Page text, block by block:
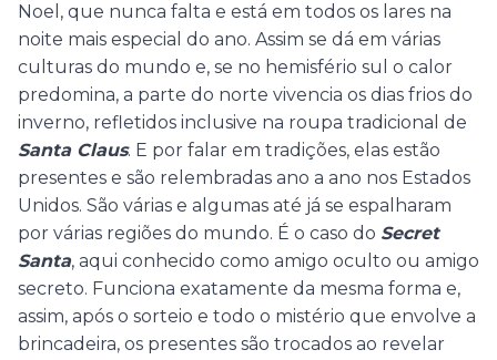
Noel, que nunca falta e está em todos os lares na
noite mais especial do ano. Assim se dá em várias
culturas do mundo e, se no hemisfério sul o calor
predomina, a parte do norte vivencia os dias frios do
inverno, refletidos inclusive na roupa tradicional de
Santa Claus. E por falar em tradições, elas estão
presentes e são relembradas ano a ano nos Estados
Unidos. São várias e algumas até já se espalharam
por várias regiões do mundo. É o caso do Secret
Santa, aqui conhecido como amigo oculto ou amigo
secreto. Funciona exatamente da mesma forma e,
assim, após o sorteio e todo o mistério que envolve a
brincadeira, os presentes são trocados ao revelar